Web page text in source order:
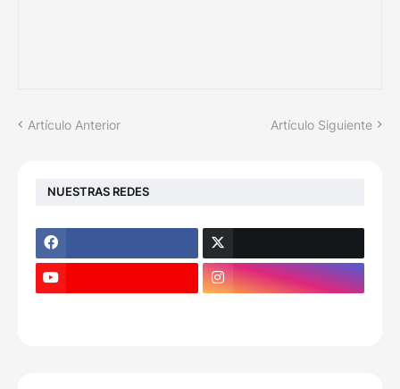
Artículo Anterior Artículo Siguiente
NUESTRAS REDES